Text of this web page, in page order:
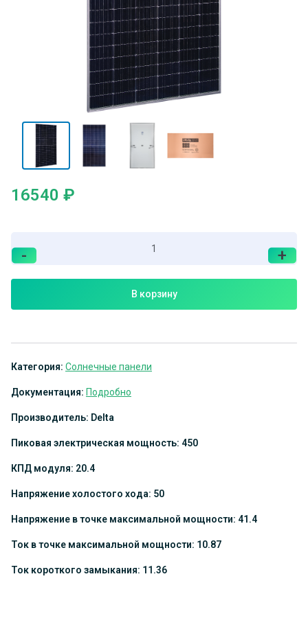
16540 ₽
- +
В корзину
Категория: Солнечные панели
Документация: Подробно
Производитель: Delta
Пиковая электрическая мощность: 450
КПД модуля: 20.4
Напряжение холостого хода: 50
Напряжение в точке максимальной мощности: 41.4
Ток в точке максимальной мощности: 10.87
Ток короткого замыкания: 11.36